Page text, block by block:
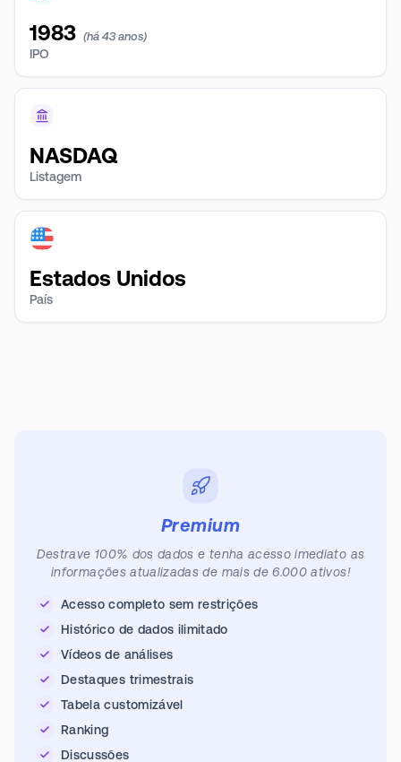
1983 (há 43 anos)
IPO
NASDAQ
Listagem
Estados Unidos
País
Premium
Destrave 100% dos dados e tenha acesso imediato as
informações atualizadas de mais de 6.000 ativos!
Acesso completo sem restrições
Histórico de dados ilimitado
Vídeos de análises
Destaques trimestrais
Tabela customizável
Ranking
Discussões